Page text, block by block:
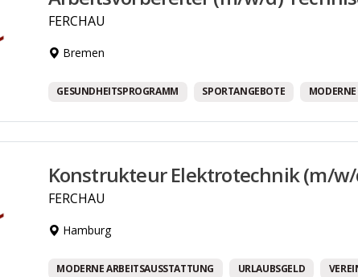
FERCHAU
Bremen
GESUNDHEITSPROGRAMM SPORTANGEBOTE
Konstrukteur Elektrotechnik (m/
FERCHAU
Hamburg
MODERNE ARBEITSAUSSTATTUNG URLAUBSGELD